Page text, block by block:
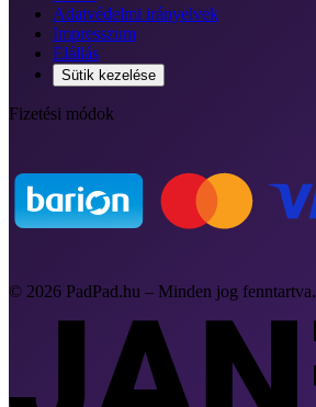
Adatvédelmi irányelvek
Impresszum
Elállás
Sütik kezelése
Fizetési módok
© 2026 PadPad.hu – Minden jog fenntartva.